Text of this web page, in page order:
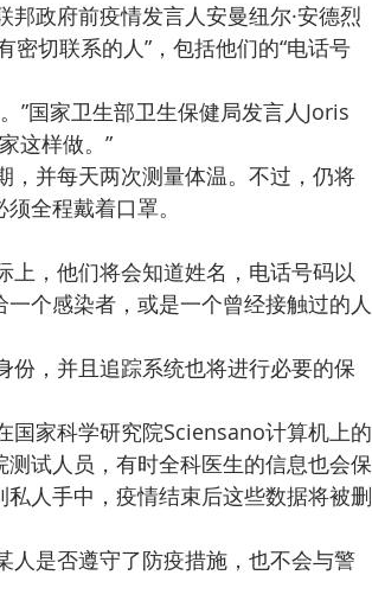
政府前疫情发言人安曼纽尔·安德烈
切联系的人”，包括他们的“电话号
”国家卫生部卫生保健局发言人Joris
这样做。”
，并每天两次测量体温。不过，仍将
全程戴着口罩。
上，他们将会知道姓名，电话号码以
个感染者，或是一个曾经接触过的人
份，并且追踪系统也将进行必要的保
国家科学研究院Sciensano计算机上的
试人员，有时全科医生的信息也会保
人手中，疫情结束后这些数据将被删
人是否遵守了防疫措施，也不会与警